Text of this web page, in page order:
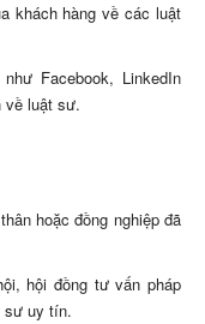
khách hàng về các luật
Facebook, LinkedIn
về luật sư.
hoặc đồng nghiệp đã
hội đồng tư vấn pháp
sư uy tín.